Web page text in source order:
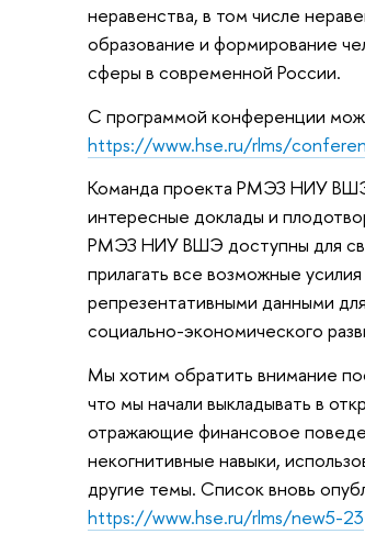
неравенства, в том числе
образование и формирование
сферы в современной России.
С программой конференции
https://www.hse.ru/rlms/
Команда проекта РМЭЗ НИУ ВШЭ
интересные доклады и
РМЭЗ НИУ ВШЭ доступны для
прилагать все возможные
репрезентативными данными
социально-экономического
Мы хотим обратить внимание
что мы начали выкладывать в
отражающие финансовое
некогнитивные навыки,
другие темы. Список вновь
https://www.hse.ru/rlms/new5-23